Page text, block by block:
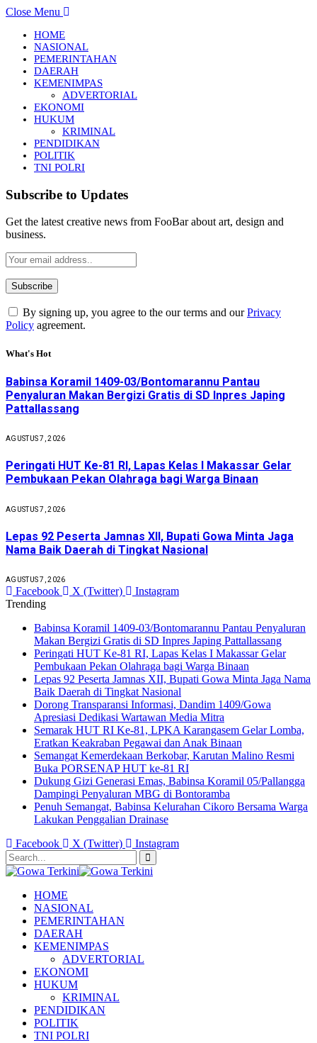
Close Menu
HOME
NASIONAL
PEMERINTAHAN
DAERAH
KEMENIMPAS
ADVERTORIAL
EKONOMI
HUKUM
KRIMINAL
PENDIDIKAN
POLITIK
TNI POLRI
Subscribe to Updates
Get the latest creative news from FooBar about art, design and
business.
By signing up, you agree to the our terms and ourPrivacy
Policy agreement.
What's Hot
Babinsa Koramil 1409-03/Bontomarannu Pantau
Penyaluran Makan Bergizi Gratis di SD Inpres Japing
Pattallassang
AGUSTUS 7, 2026
Peringati HUT Ke-81 RI, Lapas Kelas I Makassar Gelar
Pembukaan Pekan Olahraga bagi Warga Binaan
AGUSTUS 7, 2026
Lepas 92 Peserta Jamnas XII, Bupati Gowa Minta Jaga
Nama Baik Daerah di Tingkat Nasional
AGUSTUS 7, 2026
Facebook X (Twitter)
Instagram
Trending
Babinsa Koramil 1409-03/Bontomarannu Pantau Penyaluran
Makan Bergizi Gratis di SD Inpres Japing Pattallassang
Peringati HUT Ke-81 RI, Lapas Kelas I Makassar Gelar
Pembukaan Pekan Olahraga bagi Warga Binaan
Lepas 92 Peserta Jamnas XII, Bupati Gowa Minta Jaga Nama
Baik Daerah di Tingkat Nasional
Dorong Transparansi Informasi, Dandim 1409/Gowa
Apresiasi Dedikasi Wartawan Media Mitra
Semarak HUT RI Ke-81, LPKA Karangasem Gelar Lomba,
Eratkan Keakraban Pegawai dan Anak Binaan
Semangat Kemerdekaan Berkobar, Karutan Malino Resmi
Buka PORSENAP HUT ke-81 RI
Dukung Gizi Generasi Emas, Babinsa Koramil 05/Pallangga
Dampingi Penyaluran MBG di Bontoramba
Penuh Semangat, Babinsa Kelurahan Cikoro Bersama Warga
Lakukan Penggalian Drainase
Facebook
X (Twitter) Instagram
HOME
NASIONAL
PEMERINTAHAN
DAERAH
KEMENIMPAS
ADVERTORIAL
EKONOMI
HUKUM
KRIMINAL
PENDIDIKAN
POLITIK
TNI POLRI